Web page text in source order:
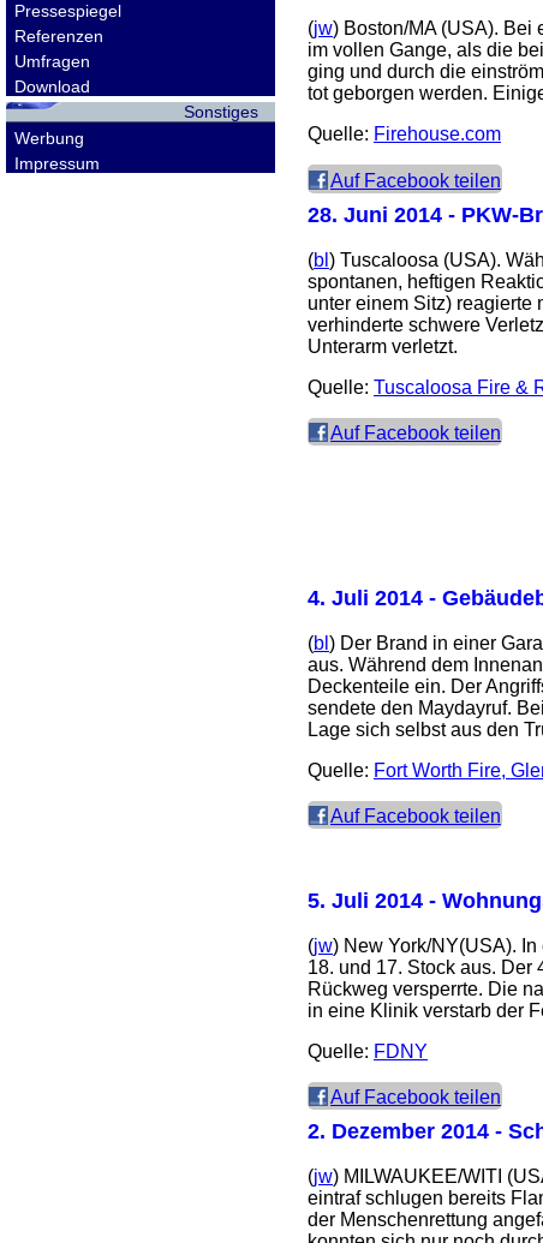
Pressespiegel
Referenzen
Umfragen
Download
Sonstiges
Werbung
Impressum
(jw) Boston/MA (USA). Bei
im vollen Gange, als die
ging und durch die
tot geborgen werden.
Quelle: Firehouse.com
Auf Facebook teilen
28. Juni 2014 - PKW-
(bl ) Tuscaloosa (USA).
spontanen, heftigen
unter einem Sitz) reagierte
verhinderte schwere
Unterarm verletzt.
Quelle: Tuscaloosa Fire &
Auf Facebook teilen
4. Juli 2014 -
(bl ) Der Brand in einer
aus. Während dem
Deckenteile ein. Der
sendete den Maydayruf.
Lage sich selbst aus den
Quelle: Fort Worth Fire,
Auf Facebook teilen
5. Juli 2014 -
(jw) New York/NY(USA).
18. und 17. Stock aus.
Rückweg versperrte. Die
in eine Klinik verstarb der
Quelle: FDNY
Auf Facebook teilen
2. Dezember 2014 -
(jw) MILWAUKEE/WITI
eintraf schlugen bereits
der Menschenrettung